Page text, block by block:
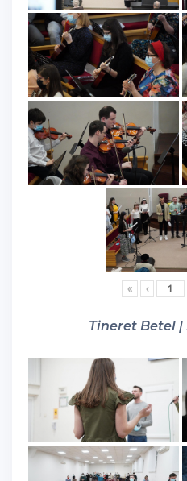
« ‹
Tineret Betel |